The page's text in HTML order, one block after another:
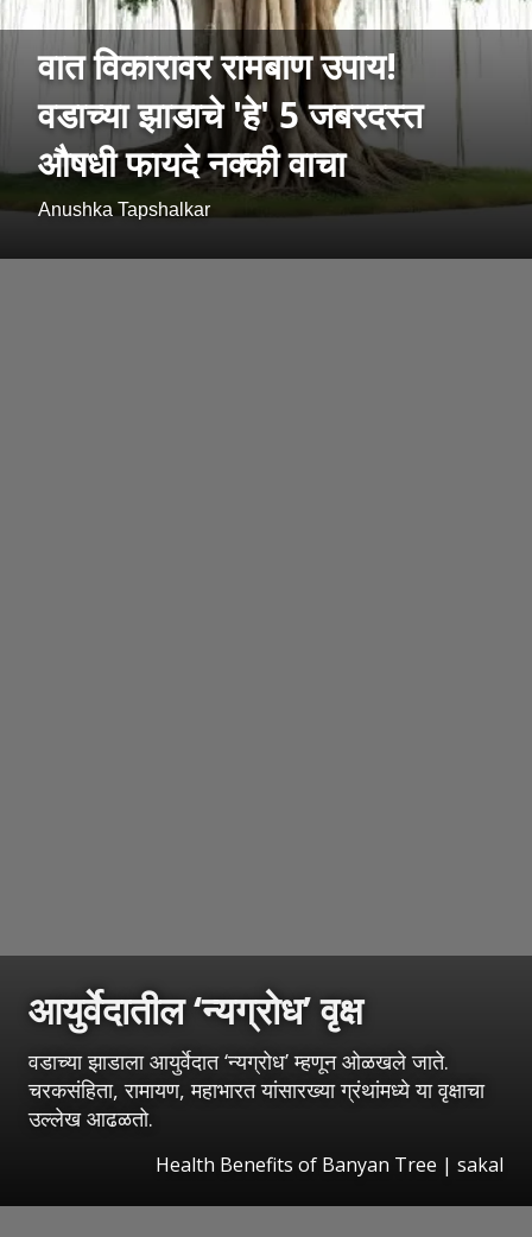
वात विकारावर रामबाण उपाय!
वडाच्या झाडाचे 'हे' 5 जबरदस्त
औषधी फायदे नक्की वाचा
Anushka Tapshalkar
आयुर्वेदातील ‘न्यग्रोध’ वृक्ष
वडाच्या झाडाला आयुर्वेदात ‘न्यग्रोध’ म्हणून ओळखले जाते.
चरकसंहिता, रामायण, महाभारत यांसारख्या ग्रंथांमध्ये या वृक्षाचा
उल्लेख आढळतो.
Health Benefits of Banyan Tree | sakal